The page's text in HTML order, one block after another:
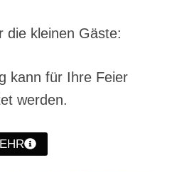
2024
2023
2022
2019
die kleinen Gäste:
kann für Ihre Feier
werden.